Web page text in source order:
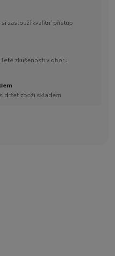
si zaslouží kvalitní přístup
leté zkušenosti v oboru
držet zboží skladem